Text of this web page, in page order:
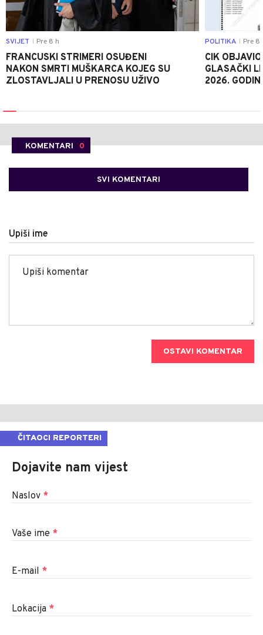
SVIJET Pre 8 h
FRANCUSKI STRIMERI OSUĐENI
NAKON SMRTI MUŠKARCA KOJEG SU
ZLOSTAVLJALI U PRENOSU UŽIVO
POLITIKA Pre 8
CIK
GLASAČKI
2026.
KOMENTARI 0
SVI KOMENTARI
Upiši ime
OSTAVI KOMENTAR
ČITAOCI REPORTERI
Dojavite nam vijest
Naslov *
Vaše ime *
E-mail *
Lokacija *